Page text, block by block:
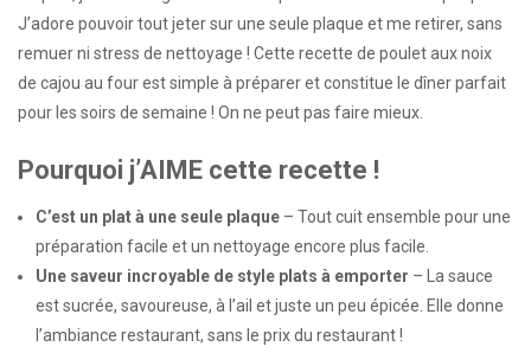
J’adore pouvoir tout jeter sur une seule plaque et me retirer, sans
remuer ni stress de nettoyage ! Cette recette de poulet aux noix
de cajou au four est simple à préparer et constitue le dîner parfait
pour les soirs de semaine ! On ne peut pas faire mieux.
Pourquoi j’AIME cette recette !
C’est un plat à une seule plaque – Tout cuit ensemble pour une
préparation facile et un nettoyage encore plus facile.
Une saveur incroyable de style plats à emporter – La sauce
est sucrée, savoureuse, à l’ail et juste un peu épicée. Elle donne
l’ambiance restaurant, sans le prix du restaurant !